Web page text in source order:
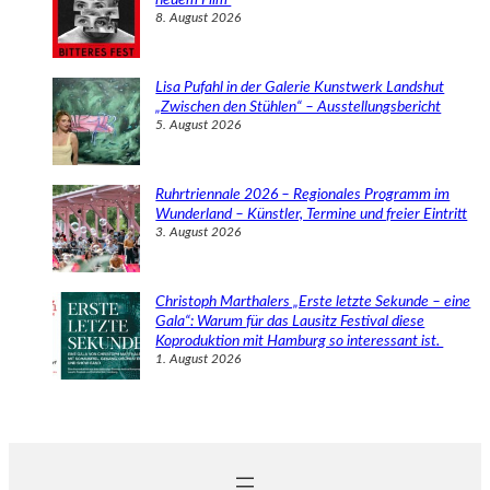
8. August 2026
Lisa Pufahl in der Galerie Kunstwerk Landshut
„Zwischen den Stühlen“ – Ausstellungsbericht
5. August 2026
Ruhrtriennale 2026 – Regionales Programm im
Wunderland – Künstler, Termine und freier Eintritt
3. August 2026
Christoph Marthalers „Erste letzte Sekunde – eine
Gala“: Warum für das Lausitz Festival diese
Koproduktion mit Hamburg so interessant ist.
1. August 2026